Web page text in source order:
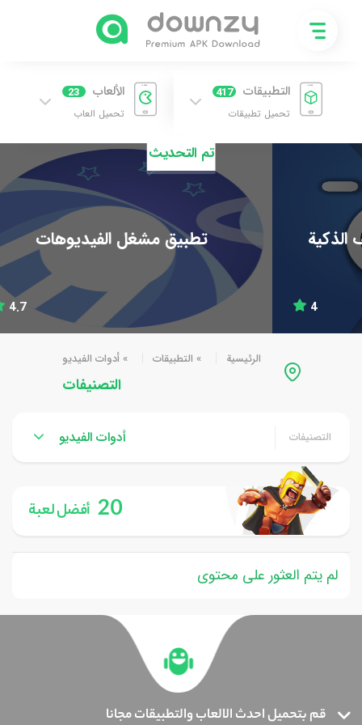
التطبيقات 417
تحميل تطبيقات
الألعاب 23
تحميل العاب
تم التحديث
تطبيق مشغل الفيديوهات
الرئيسية » التطبيقات »أدوات الفيديو
التصنيفات
التصنيفات أدوات الفيديو
20 أفضل لعبة
لم يتم العثور على محتوى
قم بتحميل احدث الالعاب والتطبيقات مجانا